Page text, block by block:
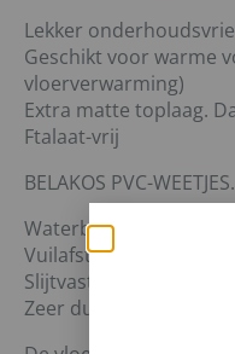
Lekker
Geschikt voor warme
vloerverwarming)
Extra matte toplaag.
Ftalaat-vrij
BELAKOS PVC-WEETJES.
Waterbestendig
Vuilafstotend
Slijtvast
Zeer duurzaam